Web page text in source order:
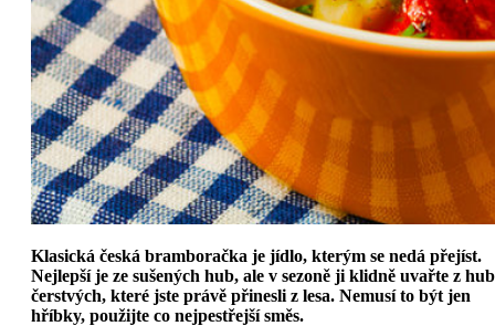
Klasická česká bramboračka je jídlo, kterým se nedá přejíst.
Nejlepší je ze sušených hub, ale v sezoně ji klidně uvařte z hub
čerstvých, které jste právě přinesli z lesa. Nemusí to být jen
hříbky, použijte co nejpestřejší směs.